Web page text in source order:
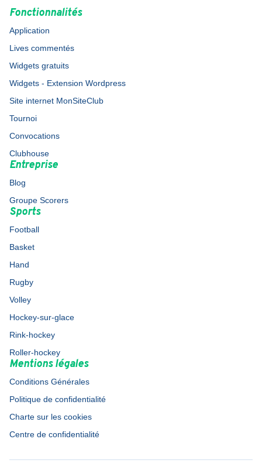
Fonctionnalités
Application
Lives commentés
Widgets gratuits
Widgets - Extension Wordpress
Site internet MonSiteClub
Tournoi
Convocations
Clubhouse
Entreprise
Blog
Groupe Scorers
Sports
Football
Basket
Hand
Rugby
Volley
Hockey-sur-glace
Rink-hockey
Roller-hockey
Mentions légales
Conditions Générales
Politique de confidentialité
Charte sur les cookies
Centre de confidentialité